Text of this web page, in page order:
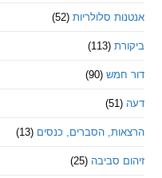
סלולריות (52)
(90)
הסברים, כנסים (13)
סביבה (25)